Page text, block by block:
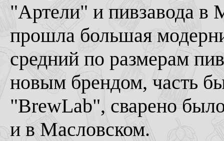
"Артели" и пивзавода в
прошла большая
средний по размерам
новым брендом, часть
"BrewLab", сварено
и в Масловском.